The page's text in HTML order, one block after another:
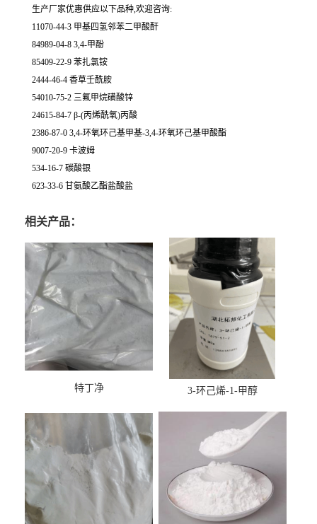
生产厂家优惠供应以下品种,欢迎咨询:
11070-44-3 甲基四氢邻苯二甲酸酐
84989-04-8 3,4-甲酚
85409-22-9 苯扎氯铵
2444-46-4 香草壬酰胺
54010-75-2 三氟甲烷磺酸锌
24615-84-7 β-(丙烯酰氧)丙酸
2386-87-0 3,4-环氧环己基甲基-3,4-环氧环己基甲酸酯
9007-20-9 卡波姆
534-16-7 碳酸银
623-33-6 甘氨酸乙酯盐酸盐
相关产品：
特丁净 3-环己烯-1-甲醇